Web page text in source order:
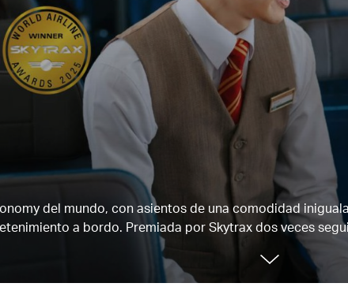
del mundo, con asientos de una comodidad
a bordo. Premiada por Skytrax dos veces